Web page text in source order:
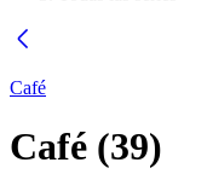
Café
Café (39)